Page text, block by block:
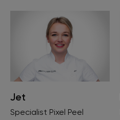
Jet
Specialist Pixel Peel